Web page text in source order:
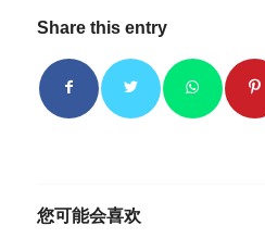
Share this entry
您可能会喜欢